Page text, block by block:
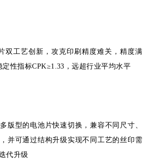
双工艺创新， 攻克印刷精度难关， 精度满
定性指标CPK≥1.33 ，远超行业平均水平
多版型的电池片快速切换，兼容不同尺寸、
并可通过结构升级实现不同工艺的丝印需
代升级